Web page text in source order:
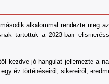
alkalommal rendezte meg
tartottuk a 2023-ban
kezdve jó hangulat jellemezte a
év történéseiről, sikereiről,